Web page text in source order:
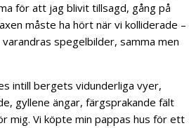
för att jag blivit tillsagd, gång på
måste ha hört när vi kolliderade –
spegelbilder, samma men
intill bergets vidunderliga vyer,
gyllene ängar, färgsprakande fält
mig. Vi köpte min pappas hus för ett